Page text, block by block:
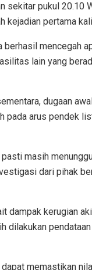
sekitar pukul 20.10
kejadian pertama
berhasil mencegah
lain yang
dugaan
pada arus pendek
pasti masih
dari pihak
dampak kerugian
dilakukan
memastikan